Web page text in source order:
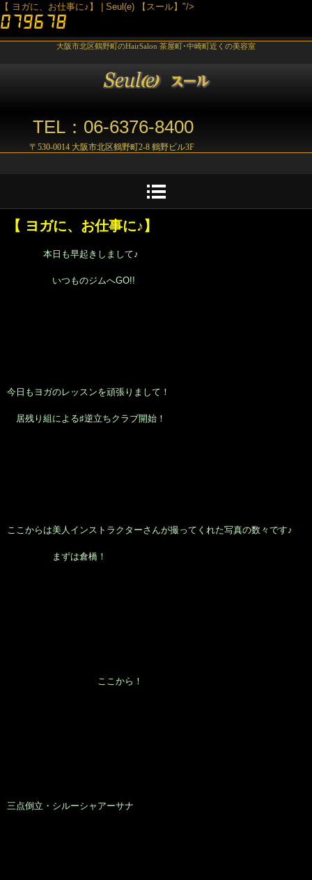
【 ヨガに、お仕事に♪】 | Seul(e) 【スール】"/>
大阪市北区鶴野町のHairSalon 茶屋町･中崎町近くの美容室
TEL：06-6376-8400
〒530-0014 大阪市北区鶴野町2-8 鶴野ビル3F
【 ヨガに、お仕事に♪】
本日も早起きしまして♪
いつものジムへGO!!
今日もヨガのレッスンを頑張りまして！
居残り組による♯逆立ちクラブ開始！
ここからは美人インストラクターさんが撮ってくれた写真の数々です♪
まずは倉橋！
ここから！
三点倒立・シルーシャアーサナ